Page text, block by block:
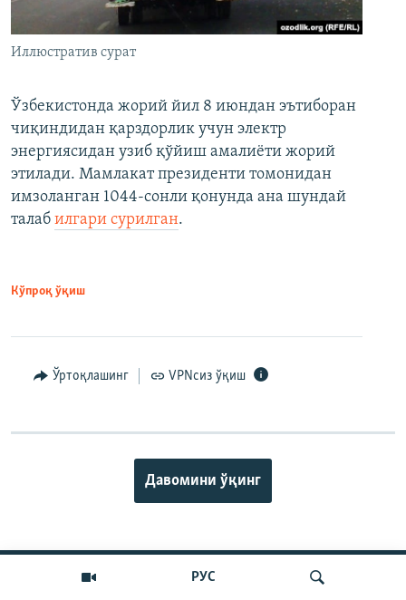
РУС
Иллюстратив сурат
Ўзбекистонда жорий йил 8 июндан эътиборан
чиқиндидан қарздорлик учун электр
энергиясидан узиб қўйиш амалиёти жорий
этилади. Мамлакат президенти томонидан
имзоланган 1044-сонли қонунда ана шундай
талаб илгари сурилган.
Кўпроқ ўқиш
Ўртоқлашинг VPNсиз ўқиш
Давомини ўқинг
ИЖТИМОИЙ ТАРМОҚЛАР